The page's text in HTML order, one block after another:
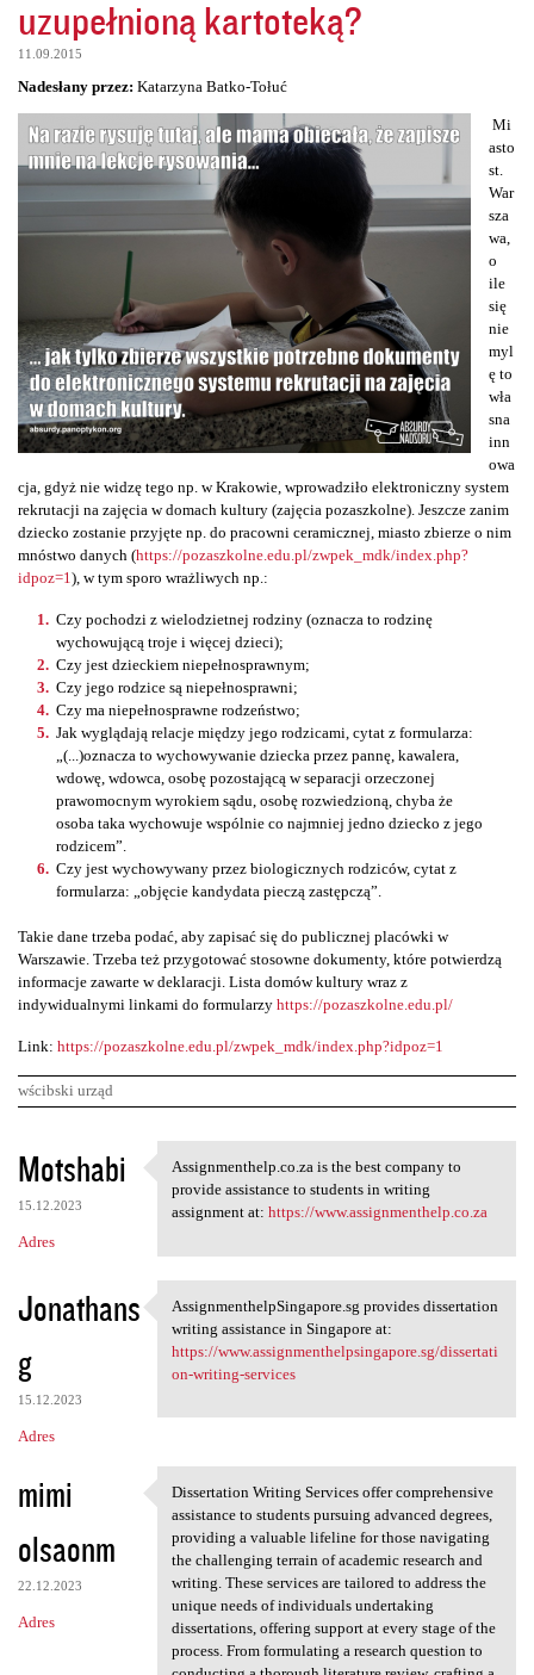
uzupełnioną kartoteką?
11.09.2015
Nadesłany przez: Katarzyna Batko-Tołuć
Mi
asto
st.
War
sza
wa,
o
ile
się
nie
myl
ę to
wła
sna
inn
owa
cja, gdyż nie widzę tego np. w Krakowie, wprowadziło elektroniczny system
rekrutacji na zajęcia w domach kultury (zajęcia pozaszkolne). Jeszcze zanim
dziecko zostanie przyjęte np. do pracowni ceramicznej, miasto zbierze o nim
mnóstwo danych (https://pozaszkolne.edu.pl/zwpek_mdk/index.php?
idpoz=1), w tym sporo wrażliwych np.:
Czy pochodzi z wielodzietnej rodziny (oznacza to rodzinę
wychowującą troje i więcej dzieci);
Czy jest dzieckiem niepełnosprawnym;
Czy jego rodzice są niepełnosprawni;
Czy ma niepełnosprawne rodzeństwo;
Jak wyglądają relacje między jego rodzicami, cytat z formularza:
„(...)oznacza to wychowywanie dziecka przez pannę, kawalera,
wdowę, wdowca, osobę pozostającą w separacji orzeczonej
prawomocnym wyrokiem sądu, osobę rozwiedzioną, chyba że
osoba taka wychowuje wspólnie co najmniej jedno dziecko z jego
rodzicem”.
Czy jest wychowywany przez biologicznych rodziców, cytat z
formularza: „objęcie kandydata pieczą zastępczą”.
Takie dane trzeba podać, aby zapisać się do publicznej placówki w
Warszawie. Trzeba też przygotować stosowne dokumenty, które potwierdzą
informacje zawarte w deklaracji. Lista domów kultury wraz z
indywidualnymi linkami do formularzy https://pozaszkolne.edu.pl/
Link: https://pozaszkolne.edu.pl/zwpek_mdk/index.php?idpoz=1
wścibski urząd
K
o
m
e
n
t
a
r
z
Motshabi
15.12.2023
Adres
Assignmenthelp.co.za is the
Assignmenthelp.co.za is the best company to
provide assistance to students in writing
assignment at: https://www.assignmenthelp.co.za
Jonathans
g
15.12.2023
Adres
AssignmenthelpSingapore.sg
AssignmenthelpSingapore.sg provides dissertation
writing assistance in Singapore at:
https://www.assignmenthelpsingapore.sg/dissertati
on-writing-services
mimi
olsaonm
22.12.2023
Adres
Dissertation Writing Services
Dissertation Writing Services offer comprehensive
assistance to students pursuing advanced degrees,
providing a valuable lifeline for those navigating
the challenging terrain of academic research and
writing. These services are tailored to address the
unique needs of individuals undertaking
dissertations, offering support at every stage of the
process. From formulating a research question to